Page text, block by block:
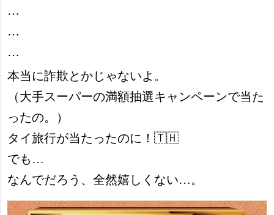
⋯
⋯
⋯
本当に詐欺とかじゃないよ。
（大手スーパーの満額抽選キャンペーンで当た
ったの。）
タイ旅行が当たったのに！🇹🇭
でも…
なんでだろう、全然嬉しくない…。